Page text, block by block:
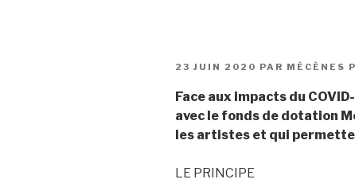
PUBLIÉ
23 JUIN 2020 PAR MÉCÈNES
Face aux impacts du
avec le fonds de dotation
les artistes et qui
LE PRINCIPE